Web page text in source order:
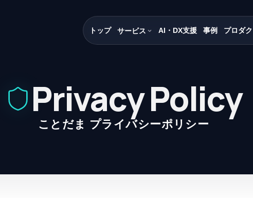
トップ サービス AI・DX支援 事例 プロダ
Privacy Policy
ことだま プライバシーポリシー